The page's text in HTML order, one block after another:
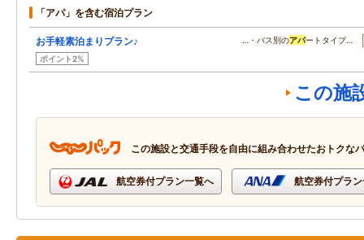
「アパ」を含む宿泊プラン
お手軽素泊まりプラン♪
ポイント2%
…・バス別のアパートタイプ…
この施
この施設と交通手段を自由に組み合わせたおトクな
航空券付プラン一覧へ 航空券付プラ